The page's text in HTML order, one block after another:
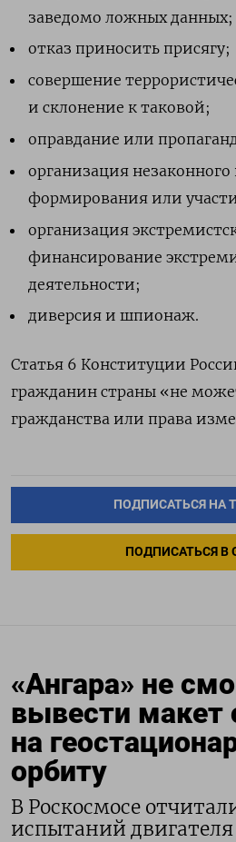
заведомо ложных данных;
отказ приносить присягу;
совершение
и склонение к таковой;
оправдание или
организация
формирования или
организация
финансирование
деятельности;
диверсия и шпионаж.
Статья 6 Конституции
гражданин страны «не
гражданства или права
ПОДПИСАТЬСЯ НА
ПОДПИСАТЬСЯ В
«Ангара» не
вывести макет
на
орбиту
В Роскосмосе
испытаний